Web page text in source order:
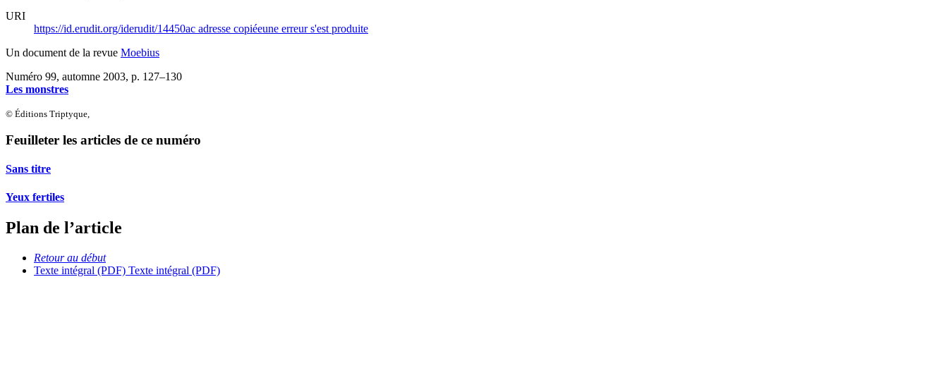
URI
https://id.erudit.org/iderudit/14450ac adresse copiéeune erreur s'est produite
Un document de la revue Moebius
Numéro 99, automne 2003, p. 127–130
Les monstres
© Éditions Triptyque,
Feuilleter les articles de ce numéro
Sans titre
Yeux fertiles
Plan de l’article
Retour au début
Texte intégral (PDF) Texte intégral (PDF)